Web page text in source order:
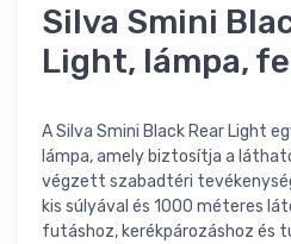
Silva Smini
Light, lámpa,
A Silva Smini Black Rear Light
lámpa, amely biztosítja a
végzett szabadtéri
kis súlyával és 1000 méteres
futáshoz, kerékpározáshoz és